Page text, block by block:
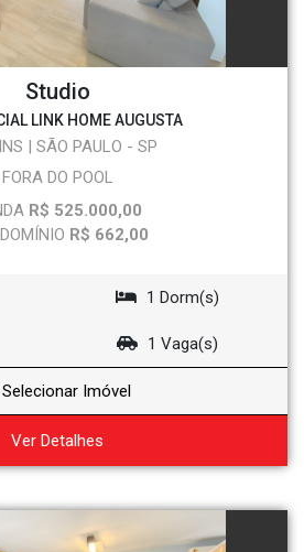
Studio
LINK HOME AUGUSTA
| SÃO PAULO - SP
FORA DO POOL
R$ 525.000,00
R$ 662,00
1 Dorm(s)
1 Vaga(s)
Selecionar Imóvel
Ver Detalhes